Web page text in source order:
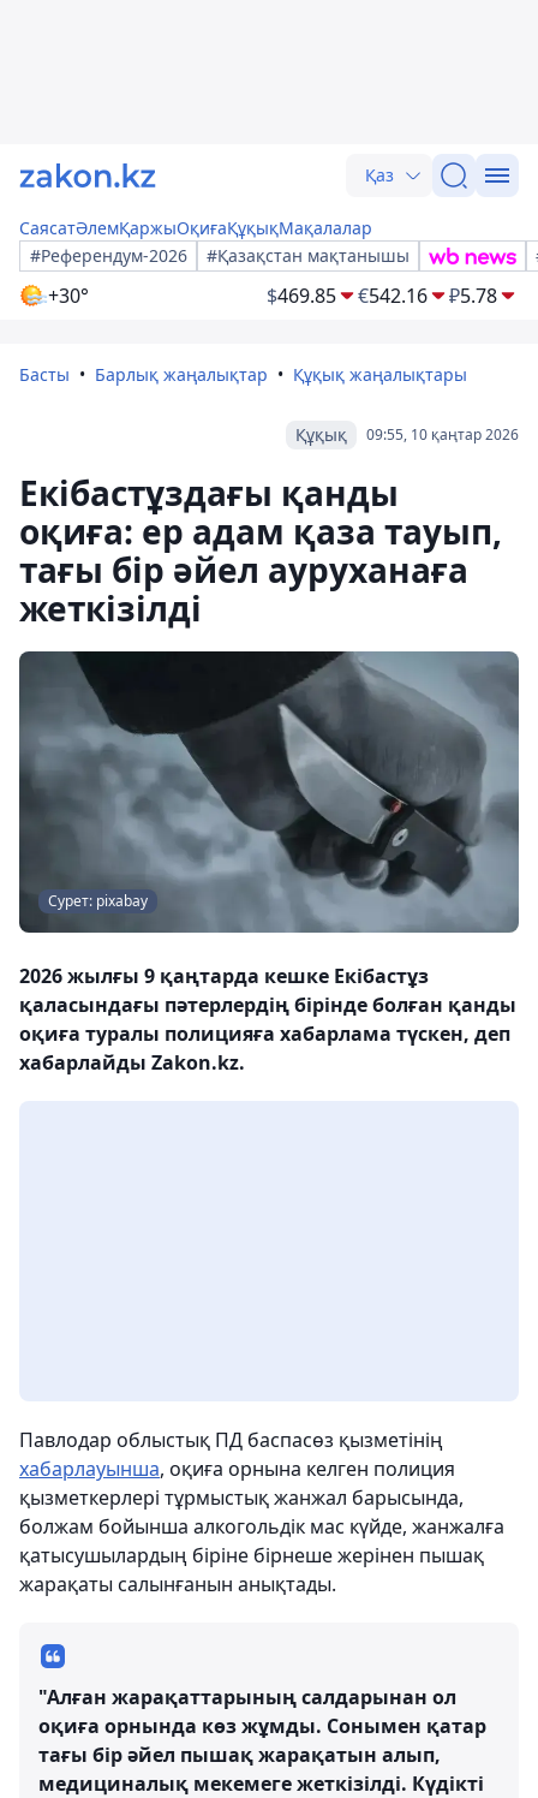
Қаз
СаясатӘлемҚаржыОқиғаҚұқықМақалалар
#Референдум-2026
#Қазақстан мақтанышы
+30° $469.85 €542.16 ₽5.78
Басты Барлық жаңалықтар Құқық жаңалықтары
09:55, 10 қаңтар 2026
Құқық
Екібастұздағы қанды
оқиға: ер адам қаза тауып,
тағы бір әйел ауруханаға
жеткізілді
Сурет: pixabay
2026 жылғы 9 қаңтарда кешке Екібастұз
қаласындағы пәтерлердің бірінде болған қанды
оқиға туралы полицияға хабарлама түскен, деп
хабарлайды Zakon.kz.
Павлодар облыстық ПД баспасөз қызметінің
хабарлауынша, оқиға орнына келген полиция
қызметкерлері тұрмыстық жанжал барысында,
болжам бойынша алкогольдік мас күйде, жанжалға
қатысушылардың біріне бірнеше жерінен пышақ
жарақаты салынғанын анықтады.
"Алған жарақаттарының салдарынан ол
оқиға орнында көз жұмды. Сонымен қатар
тағы бір әйел пышақ жарақатын алып,
медициналық мекемеге жеткізілді. Күдікті